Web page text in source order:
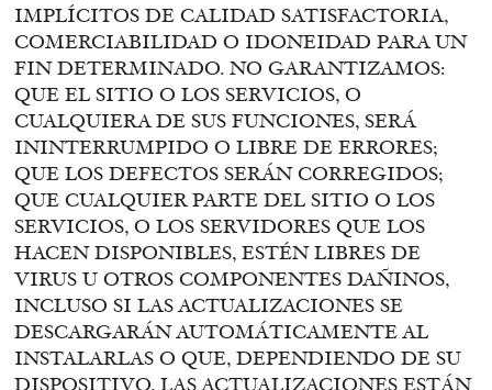
IMPLÍCITOS DE CALIDAD SATISFACTORIA,
COMERCIABILIDAD O IDONEIDAD PARA UN
FIN DETERMINADO. NO GARANTIZAMOS:
QUE EL SITIO O LOS SERVICIOS, O
CUALQUIERA DE SUS FUNCIONES, SERÁ
ININTERRUMPIDO O LIBRE DE ERRORES;
QUE LOS DEFECTOS SERÁN CORREGIDOS;
QUE CUALQUIER PARTE DEL SITIO O LOS
SERVICIOS, O LOS SERVIDORES QUE LOS
HACEN DISPONIBLES, ESTÉN LIBRES DE
VIRUS U OTROS COMPONENTES DAÑINOS,
INCLUSO SI LAS ACTUALIZACIONES SE
DESCARGARÁN AUTOMÁTICAMENTE AL
INSTALARLAS O QUE, DEPENDIENDO DE SU